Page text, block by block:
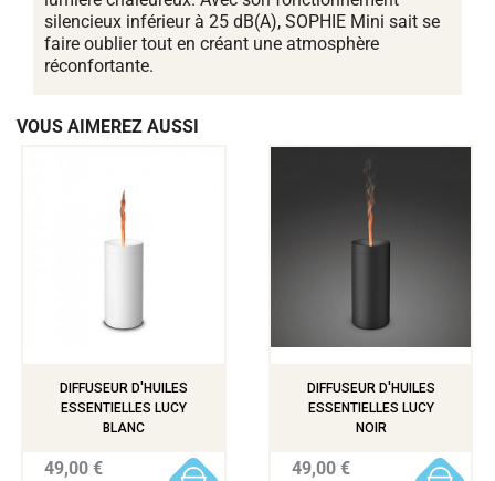
silencieux inférieur à 25 dB(A), SOPHIE Mini sait se
faire oublier tout en créant une atmosphère
réconfortante.
VOUS AIMEREZ AUSSI
DIFFUSEUR D'HUILES
ESSENTIELLES LUCY
BLANC
49,00 €
DIFFUSEUR D'HUILES
ESSENTIELLES LUCY
NOIR
49,00 €